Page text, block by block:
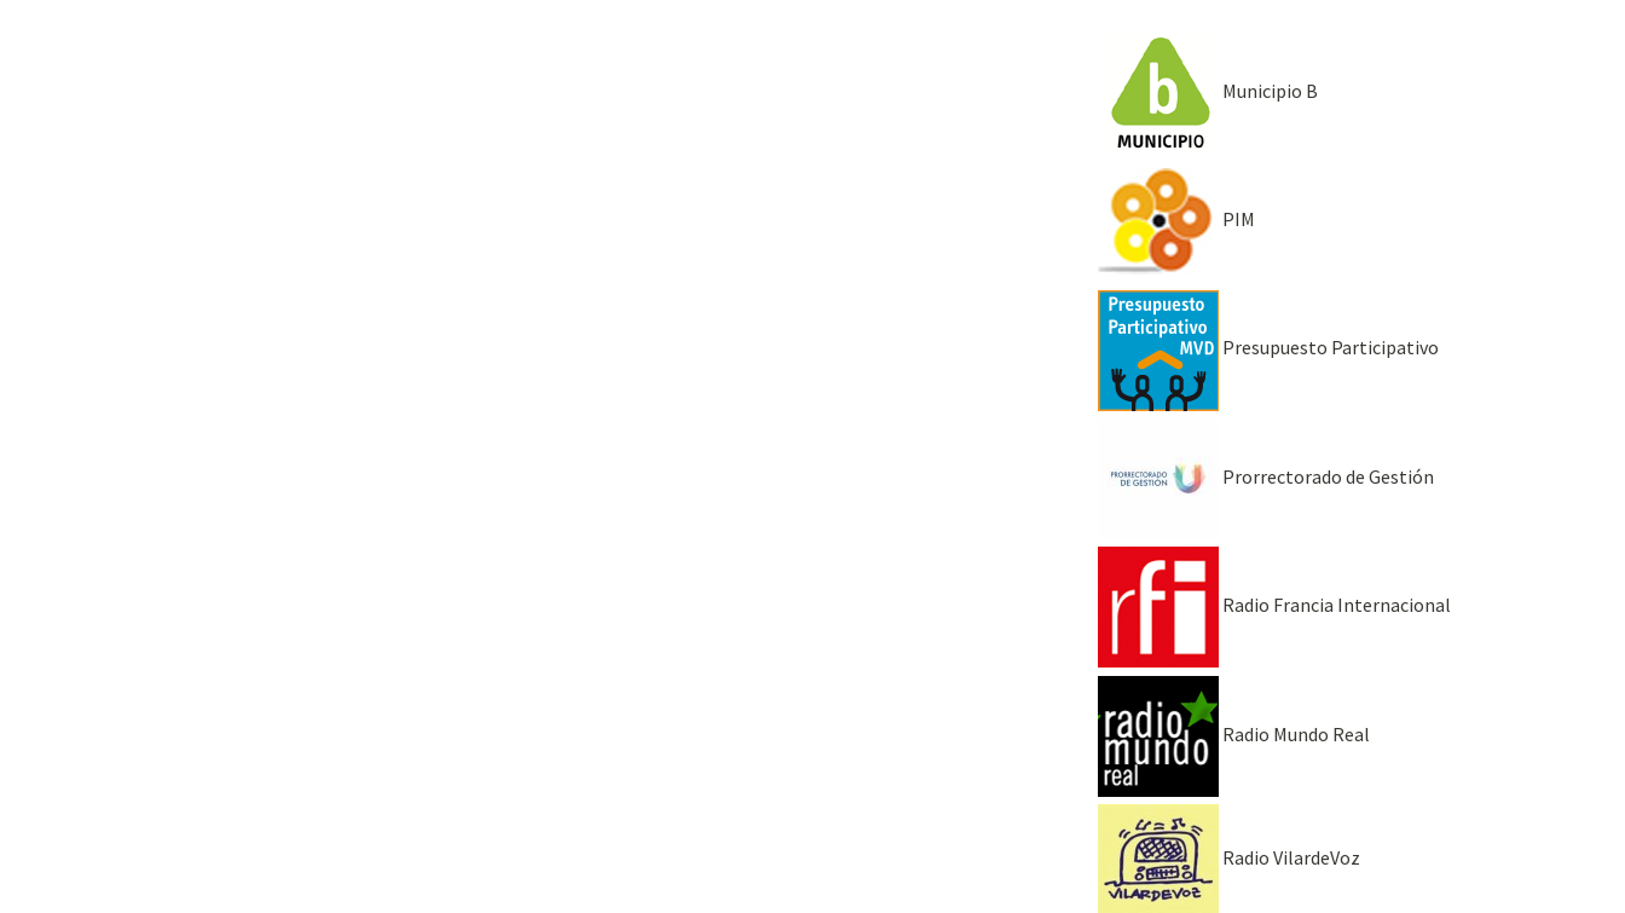
Municipio B
PIM
Presupuesto Participativo
Prorrectorado de Gestión
Radio Francia Internacional
Radio Mundo Real
Radio VilardeVoz